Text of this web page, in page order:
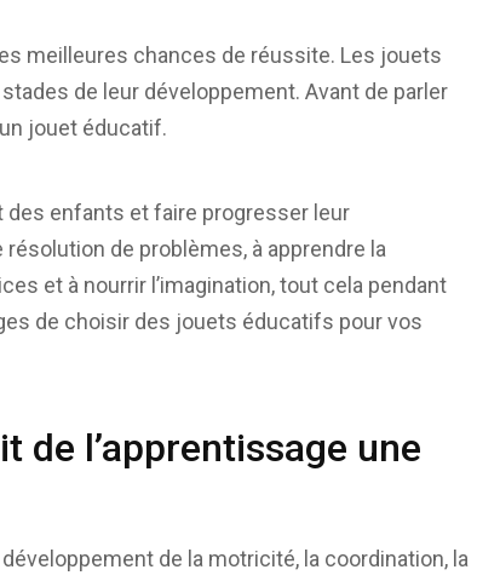
meilleures chances de réussite. Les jouets
de leur développement. Avant de parler
jouet éducatif.
des enfants et faire progresser leur
de problèmes, à apprendre la
et à nourrir l’imagination, tout cela pendant
de choisir des jouets éducatifs pour vos
de l’apprentissage une
de la motricité, la coordination, la